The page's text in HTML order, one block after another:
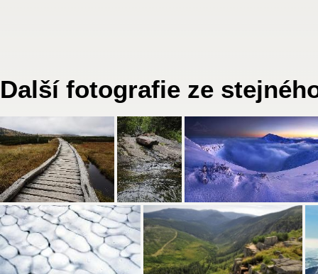
Další fotografie ze